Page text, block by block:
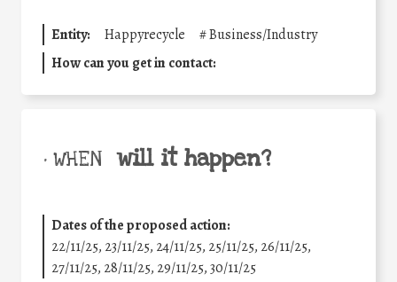
Entity: Happyrecycle #Business/Industry
How can you get in contact:
• WHEN will it happen?
Dates of the proposed action:
22/11/25, 23/11/25, 24/11/25, 25/11/25, 26/11/25,
27/11/25, 28/11/25, 29/11/25,30/11/25